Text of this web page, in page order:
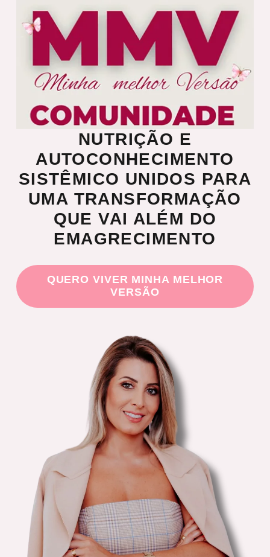
NUTRIÇÃO E
AUTOCONHECIMENTO
SISTÊMICO UNIDOS PARA
UMA TRANSFORMAÇÃO
QUE VAI ALÉM DO
EMAGRECIMENTO
QUERO VIVER MINHA MELHOR
VERSÃO